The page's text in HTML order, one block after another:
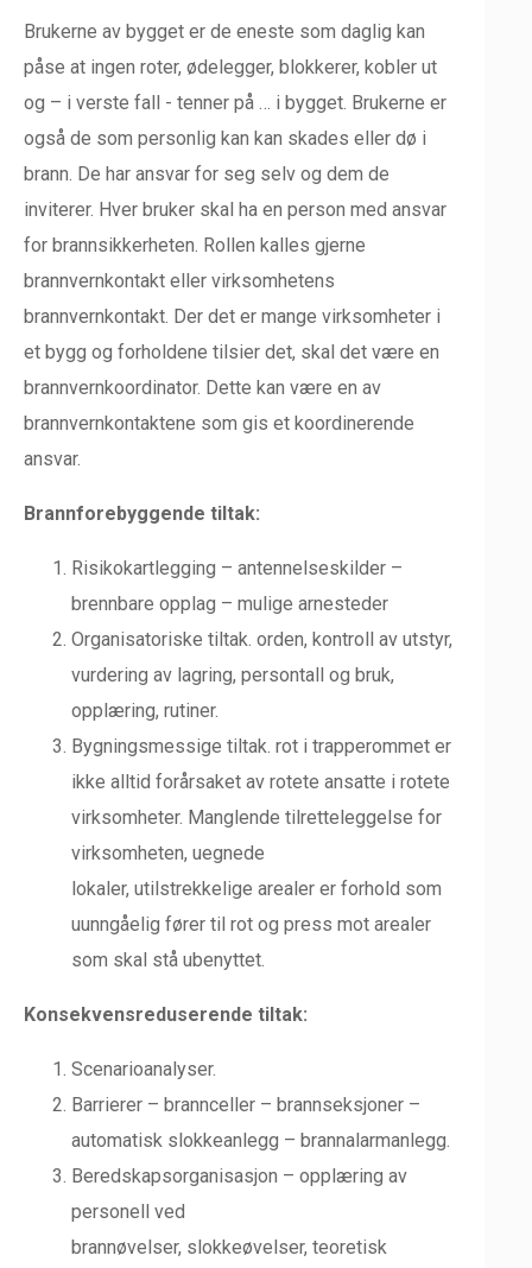
Brukerne av bygget er de eneste som daglig kan
påse at ingen roter, ødelegger, blokkerer, kobler ut
og – i verste fall - tenner på … i bygget. Brukerne er
også de som personlig kan kan skades eller dø i
brann. De har ansvar for seg selv og dem de
inviterer. Hver bruker skal ha en person med ansvar
for brannsikkerheten. Rollen kalles gjerne
brannvernkontakt eller virksomhetens
brannvernkontakt. Der det er mange virksomheter i
et bygg og forholdene tilsier det, skal det være en
brannvernkoordinator. Dette kan være en av
brannvernkontaktene som gis et koordinerende
ansvar.
Brannforebyggende tiltak:
Risikokartlegging – antennelseskilder –
brennbare opplag – mulige arnesteder
Organisatoriske tiltak. orden, kontroll av utstyr,
vurdering av lagring, persontall og bruk,
opplæring, rutiner.
Bygningsmessige tiltak. rot i trapperommet er
ikke alltid forårsaket av rotete ansatte i rotete
virksomheter. Manglende tilretteleggelse for
virksomheten, uegnede
lokaler, utilstrekkelige arealer er forhold som
uunngåelig fører til rot og press mot arealer
som skal stå ubenyttet.
Konsekvensreduserende tiltak:
Scenarioanalyser.
Barrierer – brannceller – brannseksjoner –
automatisk slokkeanlegg – brannalarmanlegg.
Beredskapsorganisasjon – opplæring av
personell ved
brannøvelser, slokkeøvelser, teoretisk